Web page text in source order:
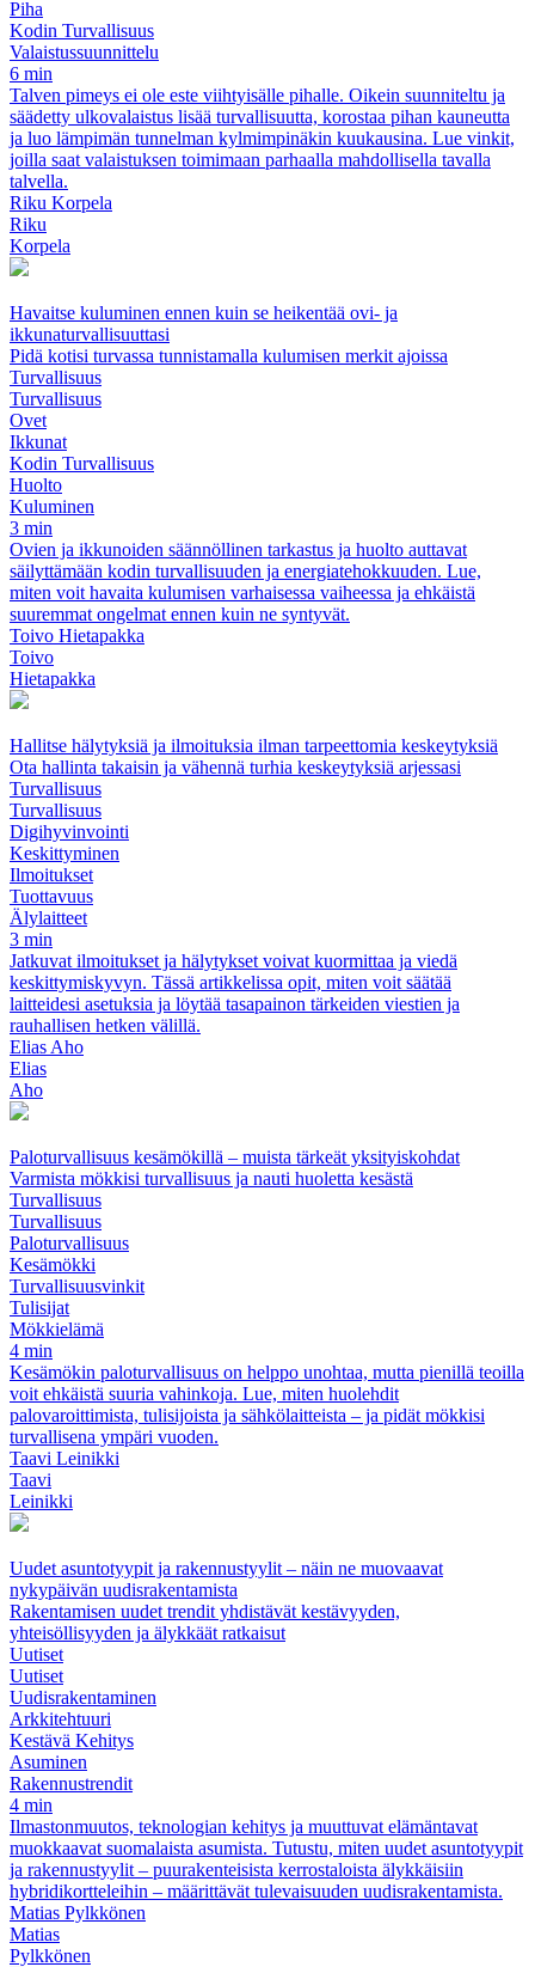
Piha
Kodin Turvallisuus
Valaistussuunnittelu
6 min
Talven pimeys ei ole este viihtyisälle pihalle. Oikein suunniteltu ja
säädetty ulkovalaistus lisää turvallisuutta, korostaa pihan kauneutta
ja luo lämpimän tunnelman kylmimpinäkin kuukausina. Lue vinkit,
joilla saat valaistuksen toimimaan parhaalla mahdollisella tavalla
talvella.
Riku Korpela
Riku
Korpela
Havaitse kuluminen ennen kuin se heikentää ovi- ja
ikkunaturvallisuuttasi
Pidä kotisi turvassa tunnistamalla kulumisen merkit ajoissa
Turvallisuus
Turvallisuus
Ovet
Ikkunat
Kodin Turvallisuus
Huolto
Kuluminen
3 min
Ovien ja ikkunoiden säännöllinen tarkastus ja huolto auttavat
säilyttämään kodin turvallisuuden ja energiatehokkuuden. Lue,
miten voit havaita kulumisen varhaisessa vaiheessa ja ehkäistä
suuremmat ongelmat ennen kuin ne syntyvät.
Toivo Hietapakka
Toivo
Hietapakka
Hallitse hälytyksiä ja ilmoituksia ilman tarpeettomia keskeytyksiä
Ota hallinta takaisin ja vähennä turhia keskeytyksiä arjessasi
Turvallisuus
Turvallisuus
Digihyvinvointi
Keskittyminen
Ilmoitukset
Tuottavuus
Älylaitteet
3 min
Jatkuvat ilmoitukset ja hälytykset voivat kuormittaa ja viedä
keskittymiskyvyn. Tässä artikkelissa opit, miten voit säätää
laitteidesi asetuksia ja löytää tasapainon tärkeiden viestien ja
rauhallisen hetken välillä.
Elias Aho
Elias
Aho
Paloturvallisuus kesämökillä – muista tärkeät yksityiskohdat
Varmista mökkisi turvallisuus ja nauti huoletta kesästä
Turvallisuus
Turvallisuus
Paloturvallisuus
Kesämökki
Turvallisuusvinkit
Tulisijat
Mökkielämä
4 min
Kesämökin paloturvallisuus on helppo unohtaa, mutta pienillä teoilla
voit ehkäistä suuria vahinkoja. Lue, miten huolehdit
palovaroittimista, tulisijoista ja sähkölaitteista – ja pidät mökkisi
turvallisena ympäri vuoden.
Taavi Leinikki
Taavi
Leinikki
Uudet asuntotyypit ja rakennustyylit – näin ne muovaavat
nykypäivän uudisrakentamista
Rakentamisen uudet trendit yhdistävät kestävyyden,
yhteisöllisyyden ja älykkäät ratkaisut
Uutiset
Uutiset
Uudisrakentaminen
Arkkitehtuuri
Kestävä Kehitys
Asuminen
Rakennustrendit
4 min
Ilmastonmuutos, teknologian kehitys ja muuttuvat elämäntavat
muokkaavat suomalaista asumista. Tutustu, miten uudet asuntotyypit
ja rakennustyylit – puurakenteisista kerrostaloista älykkäisiin
hybridikortteleihin – määrittävät tulevaisuuden uudisrakentamista.
Matias Pylkkönen
Matias
Pylkkönen